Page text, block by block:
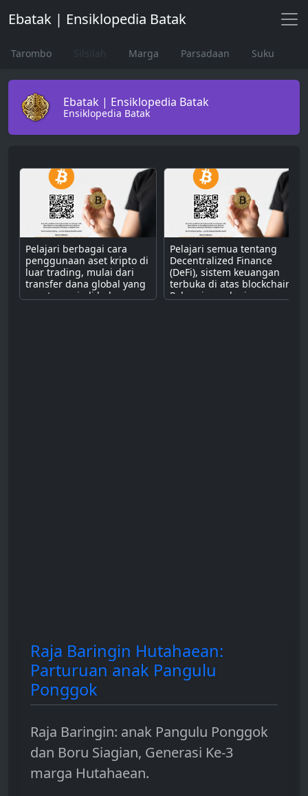
Ebatak | Ensiklopedia Batak
Tarombo Marga Parsadaan Suku
Ebatak | Ensiklopedia Batak
Ensiklopedia Batak
Pelajari berbagai cara
penggunaan aset kripto di
luar trading, mulai dari
transfer dana global yang
cepat, menjadi bahan
Pelajari semua tentang
Decentralized Finance
(DeFi), sistem keuangan
terbuka di atas blockchain.
Pahami cara kerjanya
Raja Baringin Hutahaean:
Parturuan anak Pangulu
Ponggok
Raja Baringin: anak Pangulu Ponggok
dan Boru Siagian, Generasi Ke-3
marga Hutahaean.